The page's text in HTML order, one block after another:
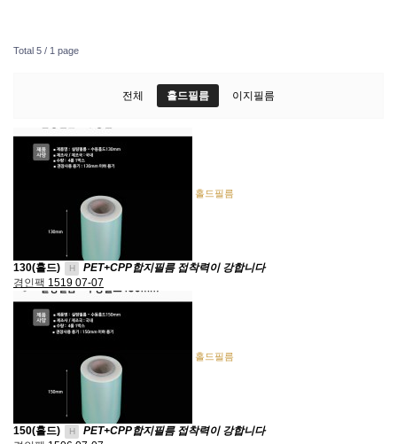
Total 5 / 1 page
전체 홀드필름 이지필름
홀드필름
130(홀드) H
PET+CPP합지필름 접착력이 강합니다
경인팩 1519 07-07
홀드필름
150(홀드) H
PET+CPP합지필름 접착력이 강합니다